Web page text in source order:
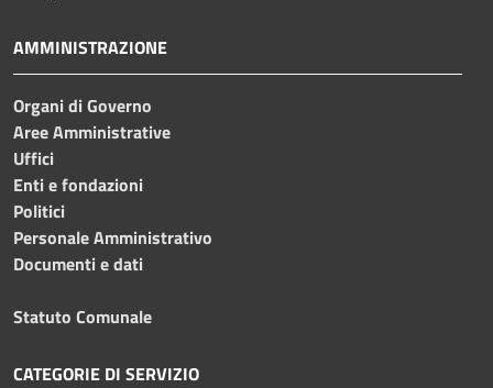
AMMINISTRAZIONE
Organi di Governo
Aree Amministrative
Uffici
Enti e fondazioni
Politici
Personale Amministrativo
Documenti e dati
Statuto Comunale
CATEGORIE DI SERVIZIO